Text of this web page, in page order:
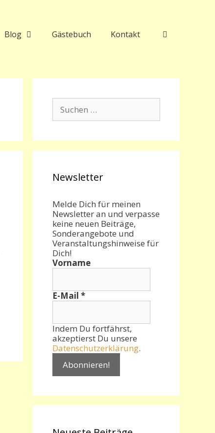
Blog Gästebuch Kontakt
nach:
Newsletter
Melde Dich für meinen
Newsletter an und verpasse
keine neuen Beiträge,
Sonderangebote und
Veranstaltungshinweise für
Dich!
Vorname
E-Mail *
Indem Du fortfährst,
akzeptierst Du unsere
Datenschutzerklärung.